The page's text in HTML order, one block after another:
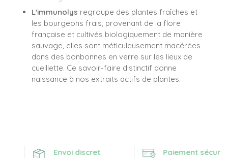
L'immunolys regroupe des plantes fraîches et
les bourgeons frais, provenant de la flore
française et cultivés biologiquement de manière
sauvage, elles sont méticuleusement macérées
dans des bonbonnes en verre sur les lieux de
cueillette. Ce savoir-faire distinctif donne
naissance à nos extraits actifs de plantes.
Envoi discret Paiement sécurisé